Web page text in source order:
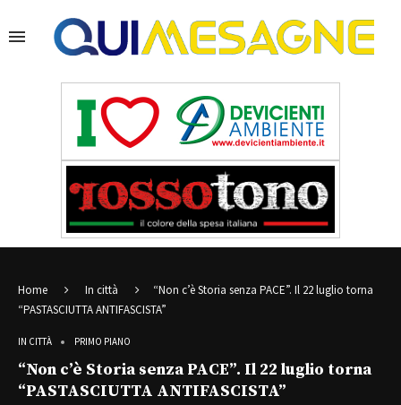
Home In città
“Non c’è Storia senza PACE”. Il 22 luglio torna
“PASTASCIUTTA ANTIFASCISTA”
IN CITTÀ PRIMO PIANO
“Non c’è Storia senza PACE”. Il 22 luglio torna
“PASTASCIUTTA ANTIFASCISTA”